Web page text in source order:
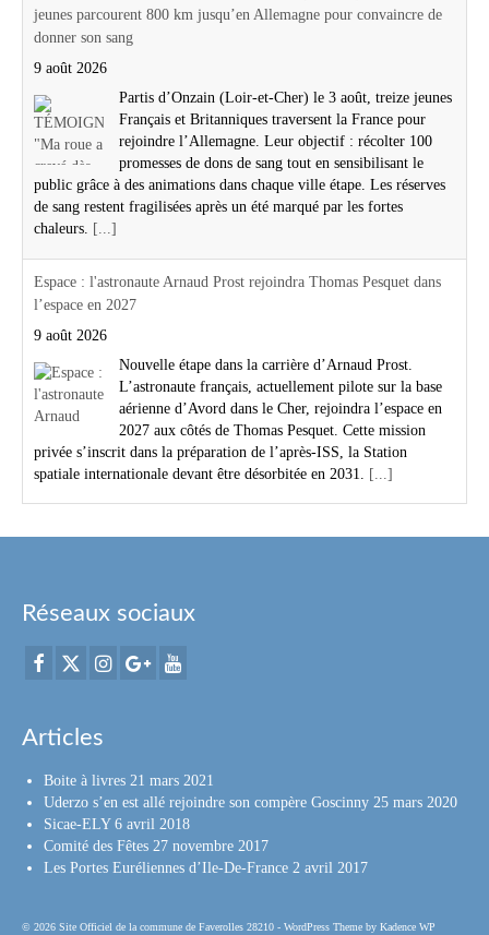
jeunes parcourent 800 km jusqu’en Allemagne pour convaincre de
donner son sang
9 août 2026
Partis d’Onzain (Loir-et-Cher) le 3 août, treize jeunes
Français et Britanniques traversent la France pour
rejoindre l’Allemagne. Leur objectif : récolter 100
promesses de dons de sang tout en sensibilisant le
public grâce à des animations dans chaque ville étape. Les réserves
de sang restent fragilisées après un été marqué par les fortes
chaleurs. [...]
Espace : l'astronaute Arnaud Prost rejoindra Thomas Pesquet dans
l’espace en 2027
9 août 2026
Nouvelle étape dans la carrière d’Arnaud Prost.
L’astronaute français, actuellement pilote sur la base
aérienne d’Avord dans le Cher, rejoindra l’espace en
2027 aux côtés de Thomas Pesquet. Cette mission
privée s’inscrit dans la préparation de l’après-ISS, la Station
spatiale internationale devant être désorbitée en 2031. [...]
Réseaux sociaux
Articles
Boite à livres 21 mars 2021
Uderzo s’en est allé rejoindre son compère Goscinny 25 mars 2020
Sicae-ELY 6 avril 2018
Comité des Fêtes 27 novembre 2017
Les Portes Euréliennes d’Ile-De-France 2 avril 2017
© 2026 Site Officiel de la commune de Faverolles 28210 - WordPress Theme by Kadence WP